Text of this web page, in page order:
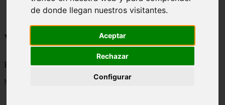
de donde llegan nuestros visitantes.
Aceptar
Rechazar
Configurar
san
tenerife
Viajes a la Patagonia
Blog sobre la Patagonia en particular y sobre turismo en general
Mostrando 1 - 24 de 478 artículos